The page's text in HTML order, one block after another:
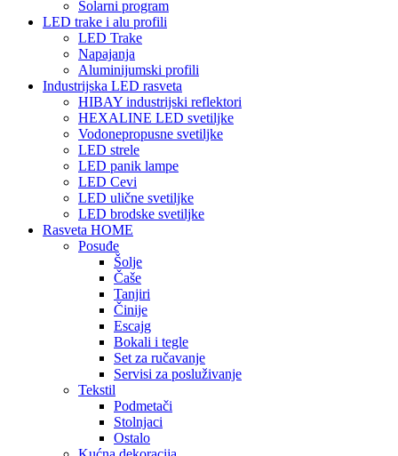
Solarni program
LED trake i alu profili
LED Trake
Napajanja
Aluminijumski profili
Industrijska LED rasveta
HIBAY industrijski reflektori
HEXALINE LED svetiljke
Vodonepropusne svetiljke
LED strele
LED panik lampe
LED Cevi
LED ulične svetiljke
LED brodske svetiljke
Rasveta HOME
Posuđe
Šolje
Čaše
Tanjiri
Činije
Escajg
Bokali i tegle
Set za ručavanje
Servisi za posluživanje
Tekstil
Podmetači
Stolnjaci
Ostalo